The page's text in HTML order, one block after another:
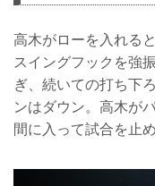
高木がローを入れる
スイングフックを強
ぎ、続いての打ち下
ンはダウン。高木が
間に入って試合を止め